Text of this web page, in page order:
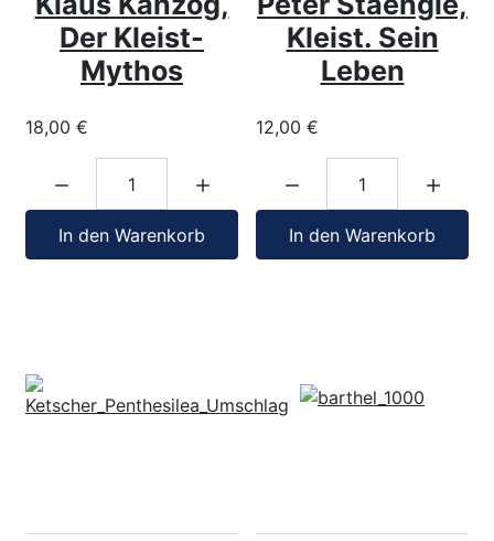
Der Kleist-
Mythos
18,00 €
In den Warenkorb
Kleist. Sein
Leben
12,00 €
In den Warenkorb